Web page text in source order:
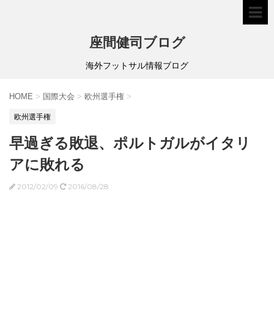
座間健司ブログ
海外フットサル情報ブログ
HOME > 国際大会 > 欧州選手権 >
欧州選手権
早過ぎる敗退、ポルトガルがイタリ
アに敗れる
2012/02/09 2016/08/28